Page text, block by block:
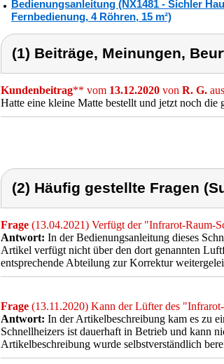
Bedienungsanleitung (NX1481 - Sichler
Fernbedienung, 4 Röhren, 15 m²)
(1) Beiträge, Meinungen,
Kundenbeitrag** vom 13.12.2020 von R. G. aus
Hatte eine kleine Matte bestellt und jetzt noch die
(2) Häufig gestellte Fragen
Frage (13.04.2021) Verfügt der "Infrarot-Raum-
Antwort: In der Bedienungsanleitung dieses
Artikel verfügt nicht über den dort genannten
entsprechende Abteilung zur Korrektur
Frage (13.11.2020) Kann der Lüfter des
Antwort: In der Artikelbeschreibung kam es zu
Schnellheizers ist dauerhaft in Betrieb und kann
Artikelbeschreibung wurde selbstverständlich